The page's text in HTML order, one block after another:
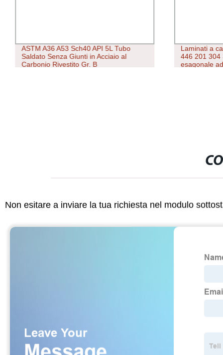
ASTM A36 A53 Sch40 API 5L Tubo
Saldato Senza Giunti in Acciaio al
Carbonio Rivestito Gr. B
Laminati a
446 201 304
esagonale
Non esitare a inviare la tua richiesta nel modulo